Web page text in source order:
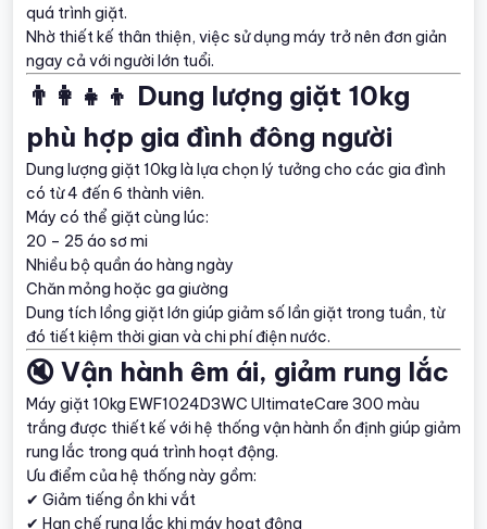
quá trình giặt.
Nhờ thiết kế thân thiện, việc sử dụng máy trở nên đơn giản
ngay cả với người lớn tuổi.
👨‍👩‍👧‍👦 Dung lượng giặt 10kg
phù hợp gia đình đông người
Dung lượng giặt 10kg là lựa chọn lý tưởng cho các gia đình
có từ 4 đến 6 thành viên.
Máy có thể giặt cùng lúc:
20 – 25 áo sơ mi
Nhiều bộ quần áo hàng ngày
Chăn mỏng hoặc ga giường
Dung tích lồng giặt lớn giúp giảm số lần giặt trong tuần, từ
đó tiết kiệm thời gian và chi phí điện nước.
🔇 Vận hành êm ái, giảm rung lắc
Máy giặt 10kg EWF1024D3WC UltimateCare 300 màu
trắng được thiết kế với hệ thống vận hành ổn định giúp giảm
rung lắc trong quá trình hoạt động.
Ưu điểm của hệ thống này gồm:
✔ Giảm tiếng ồn khi vắt
✔ Hạn chế rung lắc khi máy hoạt động